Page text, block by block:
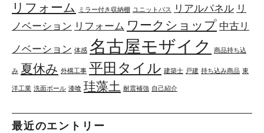
リフォーム
ミラー付き収納棚 ユニットバス リアルパネル リ
ノベーション リフォーム ワークショップ 中古リ
ノベーション 体感 名古屋モザイク 商品持ち込
み 夏休み 外構工事 平田タイル 建築士 戸建 持ち込み商品 東
洋工業 洗面ボール 漆喰 珪藻土 耐震補強 自己紹介
最近のエントリー